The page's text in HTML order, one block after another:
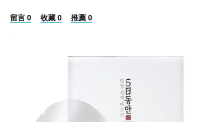
留言 0 收藏 0 推薦 0